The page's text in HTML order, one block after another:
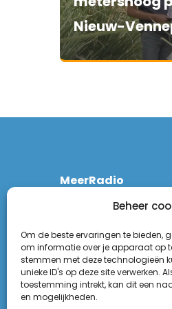
Beheer
Om de beste ervaringen te bieden,
om informatie over je apparaat op
stemmen met deze technologieën
unieke ID's op deze site verwerken.
toestemming intrekt, kan dit een
en mogelijkheden.
Nieuw-
MeerRadio
2131 CT Hoofddorp
(023) 55 55 900
Disclaimer
Privacy Statement